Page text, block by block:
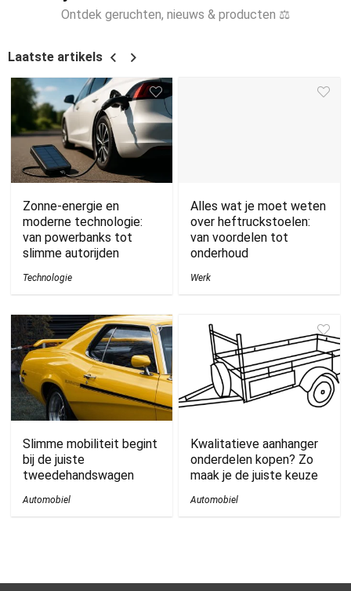
Ontdek geruchten, nieuws & producten ⚖
Laatste artikels
Zonne-energie en
moderne technologie:
van powerbanks tot
slimme autorijden
Technologie
Alles wat je moet weten
over heftruckstoelen:
van voordelen tot
onderhoud
Werk
Slimme mobiliteit begint
bij de juiste
tweedehandswagen
Automobiel
Kwalitatieve aanhanger
onderdelen kopen? Zo
maak je de juiste keuze
Automobiel